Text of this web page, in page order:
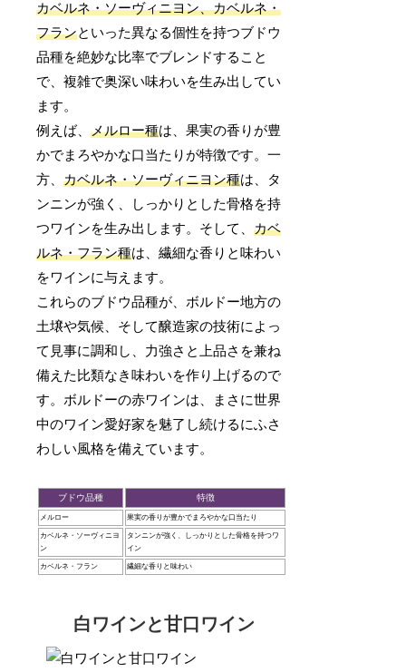
カベルネ・ソーヴィニヨン、カベルネ・
フランといった異なる個性を持つブドウ
品種を絶妙な比率でブレンドすること
で、複雑で奥深い味わいを生み出してい
ます。
例えば、メルロー種は、果実の香りが豊
かでまろやかな口当たりが特徴です。一
方、カベルネ・ソーヴィニヨン種は、タ
ンニンが強く、しっかりとした骨格を持
つワインを生み出します。そして、カベ
ルネ・フラン種は、繊細な香りと味わい
をワインに与えます。
これらのブドウ品種が、ボルドー地方の
土壌や気候、そして醸造家の技術によっ
て見事に調和し、力強さと上品さを兼ね
備えた比類なき味わいを作り上げるので
す。ボルドーの赤ワインは、まさに世界
中のワイン愛好家を魅了し続けるにふさ
わしい風格を備えています。
ブドウ品種 特徴
メルロー 果実の香りが豊かでまろやかな口当たり
カベルネ・ソーヴィニヨ
ン
タンニンが強く、しっかりとした骨格を持つワ
イン
カベルネ・フラン 繊細な香りと味わい
白ワインと甘口ワイン